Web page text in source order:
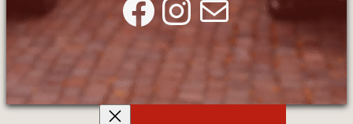
Facebook Instagram E-Mail